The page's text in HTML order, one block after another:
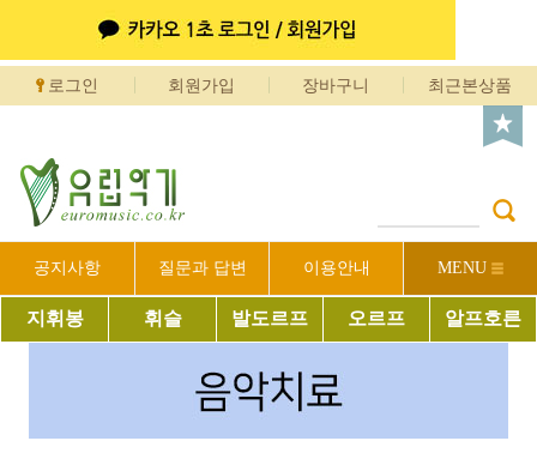
로그인 회원가입 장바구니 최근본상품
공지사항 질문과 답변 이용안내 MENU
지휘봉 휘슬 발도르프 오르프 알프호른